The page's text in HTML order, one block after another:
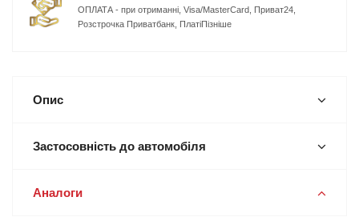
ОПЛАТА - при отриманні, Visa/MasterCard, Приват24,
Розстрочка Приватбанк, ПлатіПізніше
Опис
Застосовність до автомобіля
Аналоги